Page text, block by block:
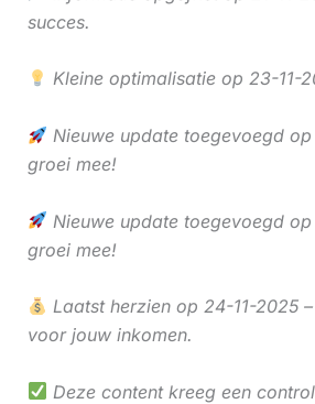
succes.
Kleine optimalisatie op 23-11-
Nieuwe update toegevoegd op
groei mee!
Nieuwe update toegevoegd
groei mee!
Laatst herzien op 24-11-2025
voor jouw inkomen.
Deze content kreeg een